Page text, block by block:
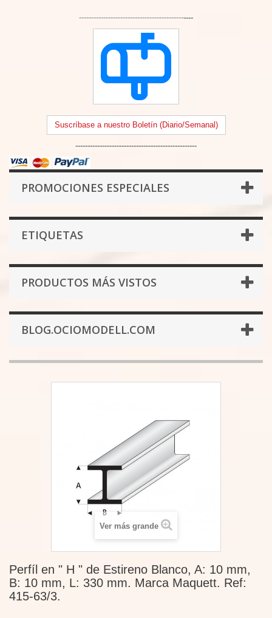
-----------------------------------------------
Suscríbase a nuestro Boletín (Diario/Semanal)
--------------------------------------------------
PROMOCIONES ESPECIALES
ETIQUETAS
PRODUCTOS MÁS VISTOS
BLOG.OCIOMODELL.COM
Ver más grande
Perfíl en " H " de Estireno Blanco, A: 10 mm,
B: 10 mm, L: 330 mm. Marca Maquett. Ref:
415-63/3.